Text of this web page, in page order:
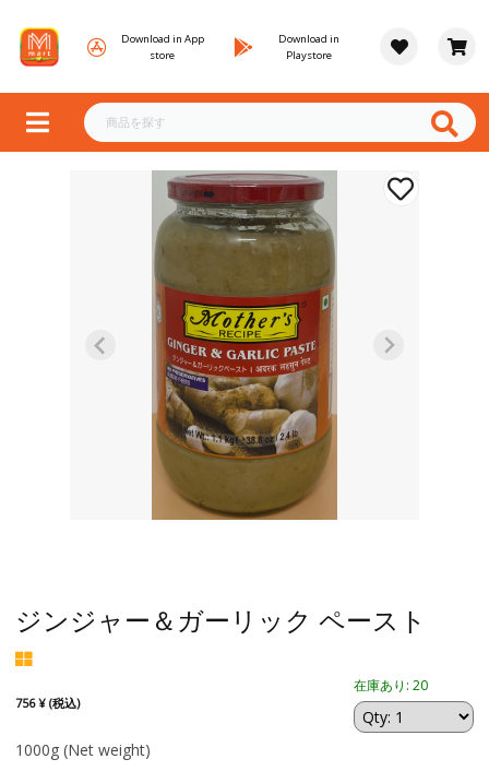
Download in App
store
Download in
Playstore
ジンジャー＆ガーリック ペースト
756 ¥ (税込)
在庫あり: 20
1000g (Net weight)